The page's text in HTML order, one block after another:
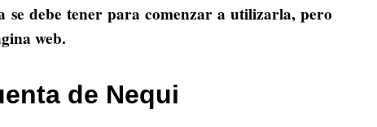
se debe tener para comenzar a utilizarla, pero
web.
de Nequi